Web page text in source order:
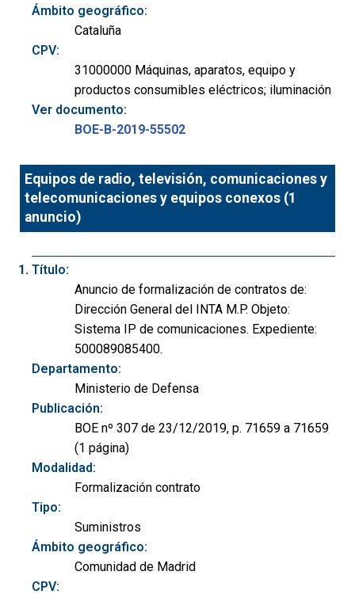
Ámbito geográfico:
Cataluña
CPV:
31000000 Máquinas, aparatos, equipo y
productos consumibles eléctricos; iluminación
Ver documento:
BOE-B-2019-55502
Equipos de radio, televisión, comunicaciones y
telecomunicaciones y equipos conexos (1
anuncio)
Título:
Anuncio de formalización de contratos de:
Dirección General del INTA M.P. Objeto:
Sistema IP de comunicaciones. Expediente:
500089085400.
Departamento:
Ministerio de Defensa
Publicación:
BOE nº 307 de 23/12/2019, p. 71659 a 71659
(1 página)
Modalidad:
Formalización contrato
Tipo:
Suministros
Ámbito geográfico:
Comunidad de Madrid
CPV: